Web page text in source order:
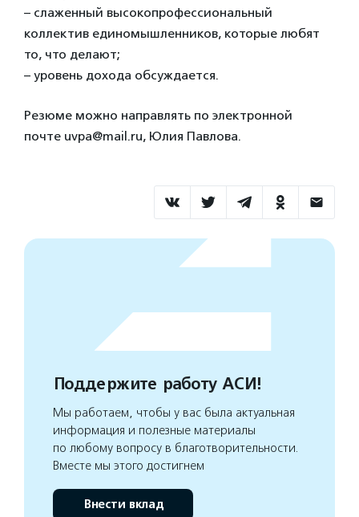
– слаженный высокопрофессиональный
коллектив единомышленников, которые любят
то, что делают;
– уровень дохода обсуждается.
Резюме можно направлять по электронной
почте uvpa@mail.ru, Юлия Павлова.
Поддержите работу АСИ!
Мы работаем, чтобы у вас была актуальная
информация и полезные материалы
по любому вопросу в благотворительности.
Вместе мы этого достигнем
Внести вклад